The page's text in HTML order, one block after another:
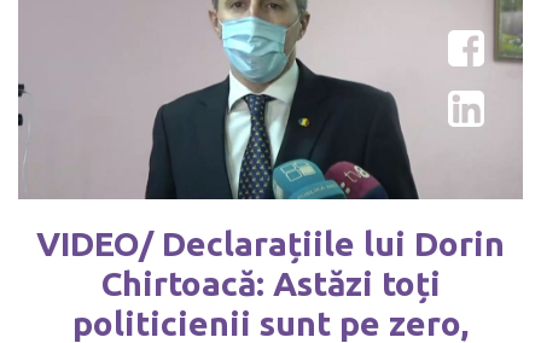
VIDEO/ Declarațiile lui Dorin
Chirtoacă: Astăzi toți
politicienii sunt pe zero,